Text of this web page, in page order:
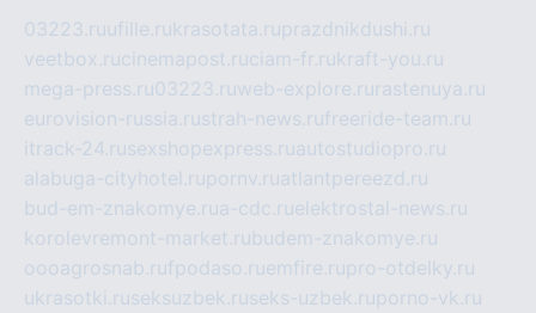
03223.ruufille.rukrasotata.ruprazdnikdushi.ru
veetbox.rucinemapost.ruciam-fr.rukraft-you.ru
mega-press.ru03223.ruweb-explore.ru rastenuya.ru
eurovision-russia.rustrah-news.rufreeride-team.ru
itrack-24.rusexshopexpress.ruautostudiopro.ru
alabuga-cityhotel.rupornv.ruatlantpereezd.ru
bud-em-znakomye.rua-cdc.ruelektrostal-news.ru
korolevremont-market.rubudem-znakomye.ru
oooagrosnab.rufpodaso.ruemfire.rupro-otdelky.ru
ukrasotki.ruseksuzbek.ruseks-uzbek.ruporno-vk.ru